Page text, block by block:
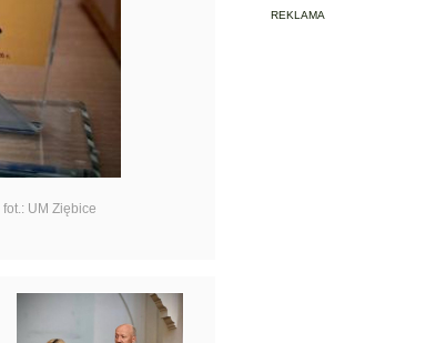
fot.: UM Ziębice
REKLAMA